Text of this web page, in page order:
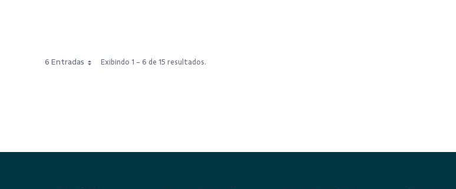
6 Entradas Exibindo 1 - 6 de 15 resultados.